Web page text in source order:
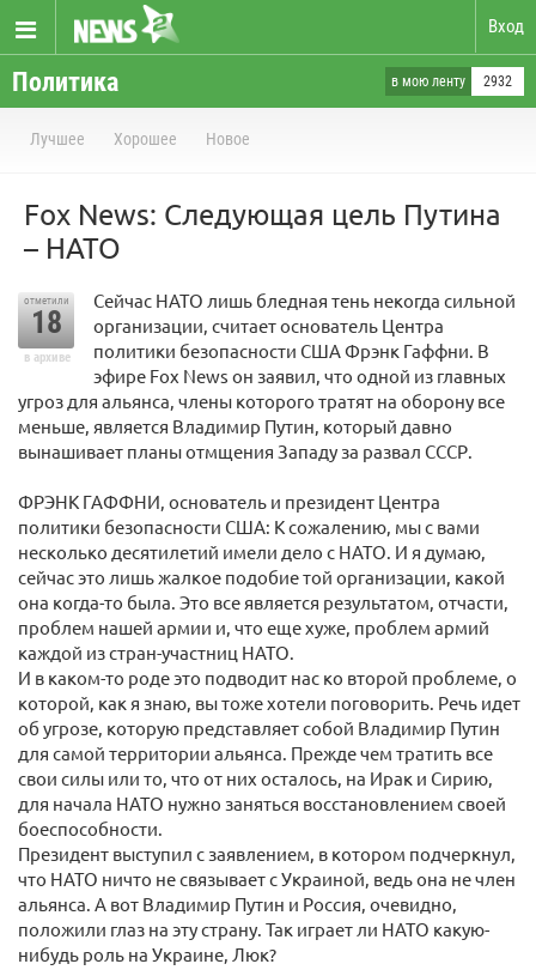
Вход
Политика в мою ленту 2932
Лучшее Хорошее Новое
Fox News: Следующая цель Путина
– НАТО
отметили
18
в архиве
Сейчас НАТО лишь бледная тень некогда сильной
организации, считает основатель Центра
политики безопасности США Фрэнк Гаффни. В
эфире Fox News он заявил, что одной из главных
угроз для альянса, члены которого тратят на оборону все
меньше, является Владимир Путин, который давно
вынашивает планы отмщения Западу за развал СССР.
ФРЭНК ГАФФНИ, основатель и президент Центра
политики безопасности США: К сожалению, мы с вами
несколько десятилетий имели дело с НАТО. И я думаю,
сейчас это лишь жалкое подобие той организации, какой
она когда-то была. Это все является результатом, отчасти,
проблем нашей армии и, что еще хуже, проблем армий
каждой из стран-участниц НАТО.
И в каком-то роде это подводит нас ко второй проблеме, о
которой, как я знаю, вы тоже хотели поговорить. Речь идет
об угрозе, которую представляет собой Владимир Путин
для самой территории альянса. Прежде чем тратить все
свои силы или то, что от них осталось, на Ирак и Сирию,
для начала НАТО нужно заняться восстановлением своей
боеспособности.
Президент выступил с заявлением, в котором подчеркнул,
что НАТО ничто не связывает с Украиной, ведь она не член
альянса. А вот Владимир Путин и Россия, очевидно,
положили глаз на эту страну. Так играет ли НАТО какую-
нибудь роль на Украине, Люк?